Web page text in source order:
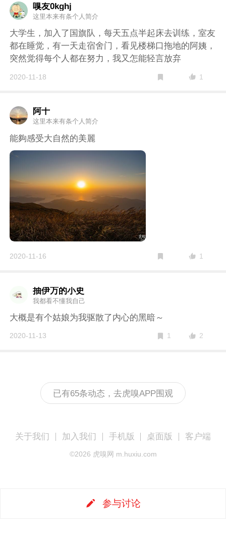
嗅友0kghj
这里本来有条个人简介
大学生，加入了国旗队，每天五点半起床去训练，室友
都在睡觉，有一天走宿舍门，看见楼梯口拖地的阿姨，
突然觉得每个人都在努力，我又怎能轻言放弃
2020-11-18 1
阿十
这里本来有条个人简介
能夠感受大自然的美麗
2020-11-16 1
抽伊万的小史
我都看不懂我自己
大概是有个姑娘为我驱散了内心的黑暗～
2020-11-13 1 2
已有65条动态，去虎嗅APP围观
参与讨论
关于我们 加入我们 手机版 桌面版 客户端
©2026 虎嗅网 m.huxiu.com